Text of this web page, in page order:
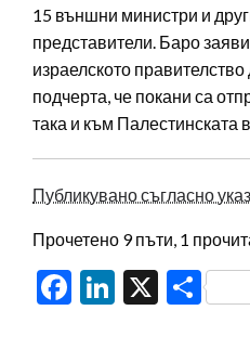
15 външни министри и
представители. Баро
израелското
подчерта, че покани са
така и към Палестинската
Публикувано съгласно
Прочетено 9 пъти, 1
Facebook
LinkedIn
X